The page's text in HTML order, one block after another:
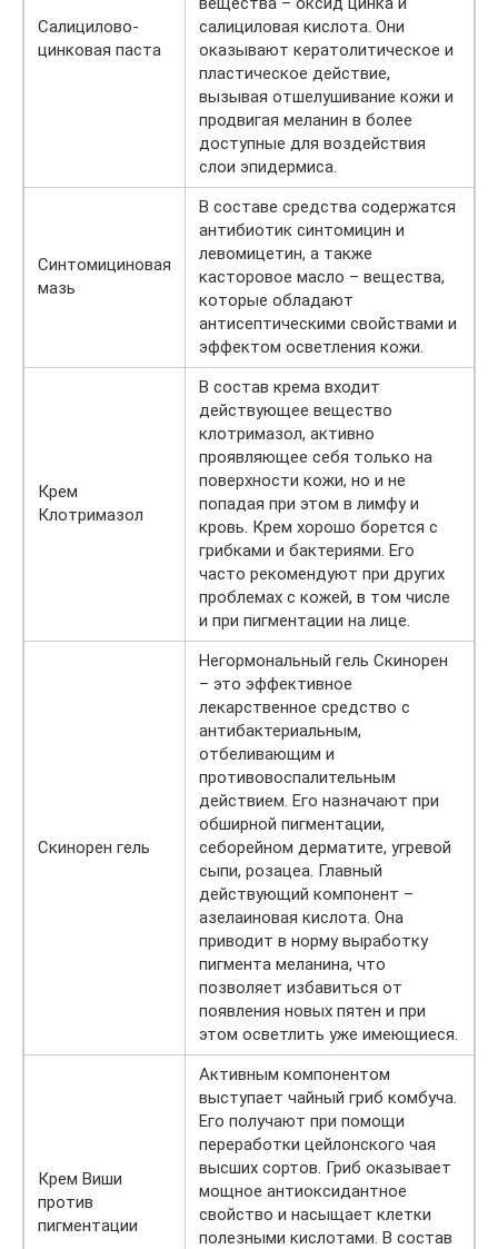
Салицилово-
цинковая паста
салициловая кислота. Они
оказывают кератолитическое и
пластическое действие,
вызывая отшелушивание кожи и
продвигая меланин в более
доступные для воздействия
слои эпидермиса.
Синтомициновая
мазь
В составе средства содержатся
антибиотик синтомицин и
левомицетин, а также
касторовое масло – вещества,
которые обладают
антисептическими свойствами и
эффектом осветления кожи.
Крем
Клотримазол
В состав крема входит
действующее вещество
клотримазол, активно
проявляющее себя только на
поверхности кожи, но и не
попадая при этом в лимфу и
кровь. Крем хорошо борется с
грибками и бактериями. Его
часто рекомендуют при других
проблемах с кожей, в том числе
и при пигментации на лице.
Скинорен гель
Негормональный гель Скинорен
– это эффективное
лекарственное средство с
антибактериальным,
отбеливающим и
противовоспалительным
действием. Его назначают при
обширной пигментации,
себорейном дерматите, угревой
сыпи, розацеа. Главный
действующий компонент –
азелаиновая кислота. Она
приводит в норму выработку
пигмента меланина, что
позволяет избавиться от
появления новых пятен и при
этом осветлить уже имеющиеся.
Крем Виши
против
пигментации
Активным компонентом
выступает чайный гриб комбуча.
Его получают при помощи
переработки цейлонского чая
высших сортов. Гриб оказывает
мощное антиоксидантное
свойство и насыщает клетки
полезными кислотами. В состав